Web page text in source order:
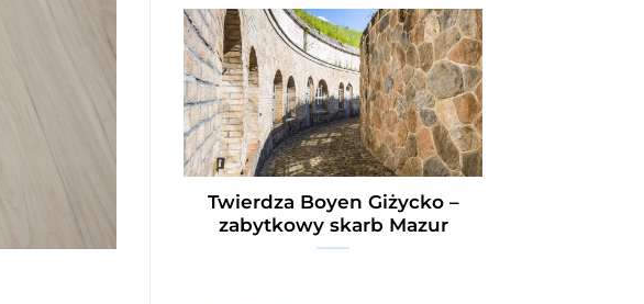
Twierdza Boyen Giżycko –
zabytkowy skarb Mazur